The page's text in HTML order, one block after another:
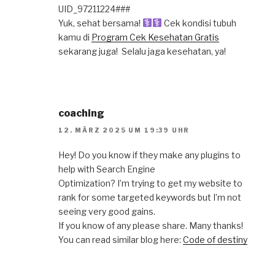
UID_97211224###
Yuk, sehat bersama! ‍
Cek kondisi tubuh
kamu di Program Cek Kesehatan Gratis
sekarang juga! ️ Selalu jaga kesehatan, ya!
coaching
12. MÄRZ 2025 UM 19:39 UHR
Hey! Do you know if they make any plugins to
help with Search Engine
Optimization? I’m trying to get my website to
rank for some targeted keywords but I’m not
seeing very good gains.
If you know of any please share. Many thanks!
You can read similar blog here: Code of destiny